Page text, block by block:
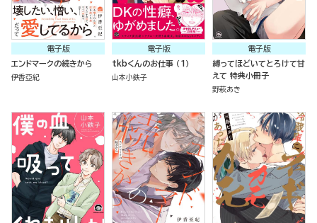
電子版
エンドマークの続きから
伊香亞紀
電子版
tkbくんのお仕事 （1）
山本小鉄子
電子版
縛ってほどいてとろけて甘
えて 特典小冊子
野萩あき